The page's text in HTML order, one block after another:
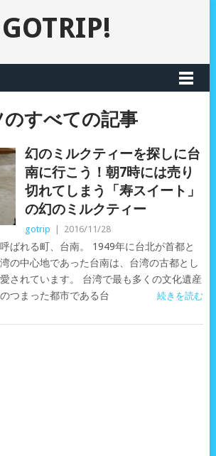
GOTRIP!
すべての記事
幻のミルクティーを探しに台
南に行こう！朝7時には売り
切れてしまう「寿スイート」
の幻のミルクティー
gotrip 2016/11/28
ばれる町、台南。 1949年に台北が首都と
の中心地であった台南は、台湾の古都とし
されています。 台湾で最も多くの文化遺産
つまった都市である台
続きを読む